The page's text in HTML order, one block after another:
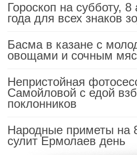
Гороскоп на субботу, 8
года для всех знаков
Басма в казане с
овощами и сочным
Непристойная
Самойловой с едой
поклонников
Народные приметы на
сулит Ермолаев день